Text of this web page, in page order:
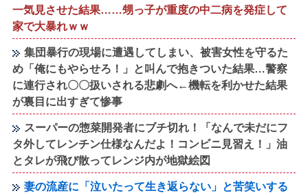
一気見させた結果……甥っ子が重度の中二病を発症して
家で大暴れｗｗ
集団暴行の現場に遭遇してしまい、被害女性を守るた
め「俺にもやらせろ！」と叫んで抱きついた結果…警察
に連行され〇〇扱いされる悲劇へ←機転を利かせた結果
が裏目に出すぎて惨事
スーパーの惣菜開発者にブチ切れ！「なんで未だにフ
タ外してレンチン仕様なんだよ！コンビニ見習え！」油
とタレが飛び散ってレンジ内が地獄絵図
妻の流産に「泣いたって生き返らない」と苦笑いする